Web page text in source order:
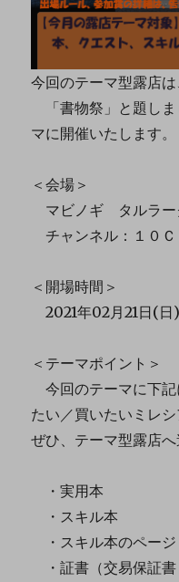
今回のテーマ型露店は
「書物祭」と題しま
マに開催いたします。
＜会場＞
マビノギ タルラー
チャンネル：１０
＜開場時間＞
2021年02月21日(
＜テーマポイント＞
今回のテーマに下記
たい／買いたいミレシ
ぜひ、テーマ型露店
・実用本
・スキル本
・スキル本のページ
・証書（交易保証